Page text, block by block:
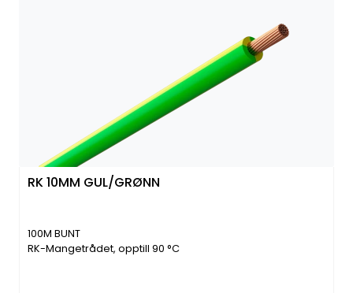
RK 10MM GUL/GRØNN
100M BUNT
RK-Mangetrådet, opptill 90 °C